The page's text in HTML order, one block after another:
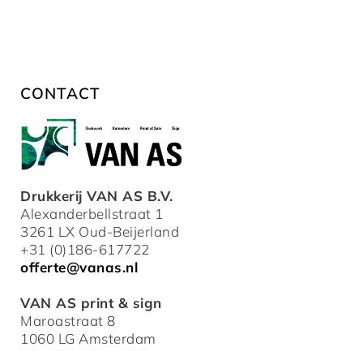
CONTACT
Drukkerij VAN AS B.V.
Alexanderbellstraat 1
3261 LX Oud-Beijerland
+31 (0)186-617722
offerte@vanas.nl
VAN AS print & sign
Maroastraat 8
1060 LG Amsterdam